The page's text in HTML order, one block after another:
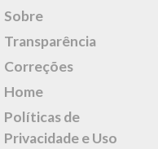
Sobre
Transparência
Correções
Home
Políticas de
Privacidade e Uso